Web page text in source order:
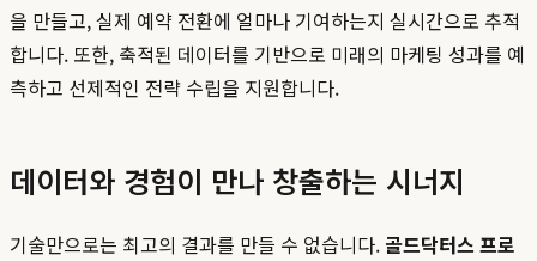
을 만들고, 실제 예약 전환에 얼마나 기여하는지 실시간으로 추적
합니다. 또한, 축적된 데이터를 기반으로 미래의 마케팅 성과를 예
측하고 선제적인 전략 수립을 지원합니다.
데이터와 경험이 만나 창출하는 시너지
기술만으로는 최고의 결과를 만들 수 없습니다. 골드닥터스 프로